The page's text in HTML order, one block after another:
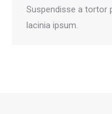
Suspendisse a tortor
lacinia ipsum.